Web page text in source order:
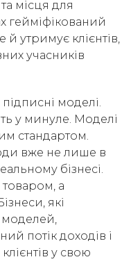
місця для
гейміфікований
й утримує клієнтів,
учасників
моделі.
у минуле. Моделі
стандартом.
вже не лише в
бізнесі.
товаром, а
які
моделей,
потік доходів і
у свою